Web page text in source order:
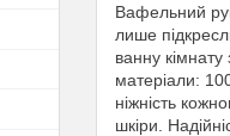
Вафельний
лише
ванну
матеріали:
ніжність
шкіри.